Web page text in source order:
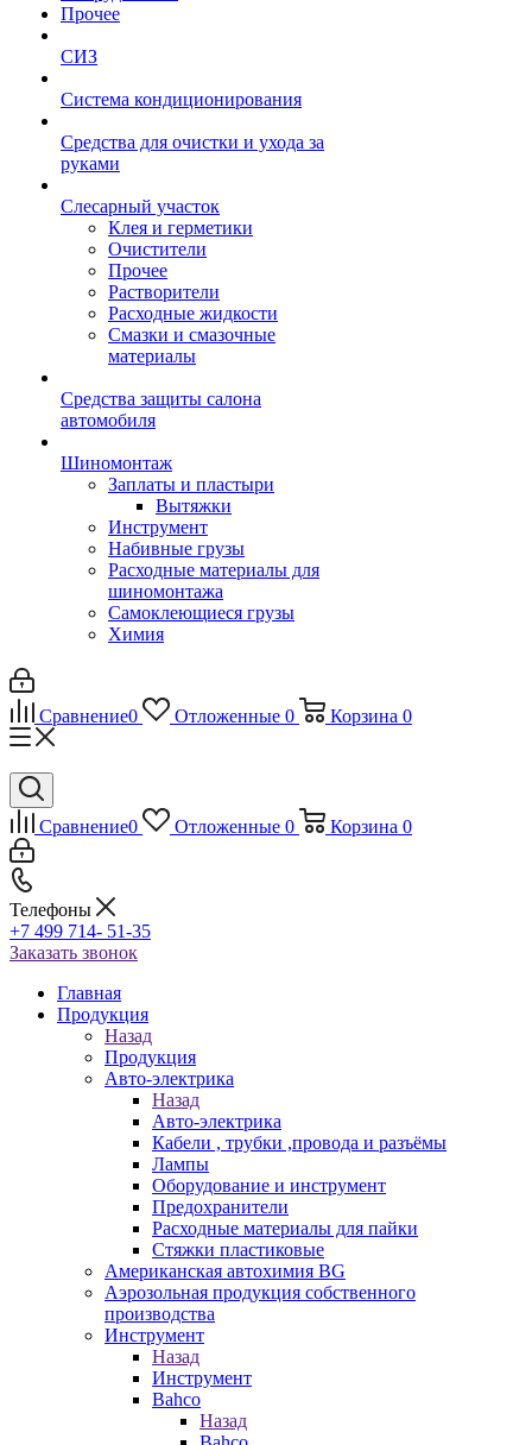
Прочее
СИЗ
Система кондиционирования
Средства для очистки и ухода за
руками
Слесарный участок
Клея и герметики
Очистители
Прочее
Растворители
Расходные жидкости
Смазки и смазочные
материалы
Средства защиты салона
автомобиля
Шиномонтаж
Заплаты и пластыри
Вытяжки
Инструмент
Набивные грузы
Расходные материалы для
шиномонтажа
Самоклеющиеся грузы
Химия
Сравнение0 Отложенные 0 Корзина 0
Сравнение0 Отложенные 0 Корзина 0
Телефоны
+7 499 714- 51-35
Заказать звонок
Главная
Продукция
Назад
Продукция
Авто-электрика
Назад
Авто-электрика
Кабели , трубки ,провода и разъёмы
Лампы
Оборудование и инструмент
Предохранители
Расходные материалы для пайки
Стяжки пластиковые
Американская автохимия BG
Аэрозольная продукция собственного
производства
Инструмент
Назад
Инструмент
Bahco
Назад